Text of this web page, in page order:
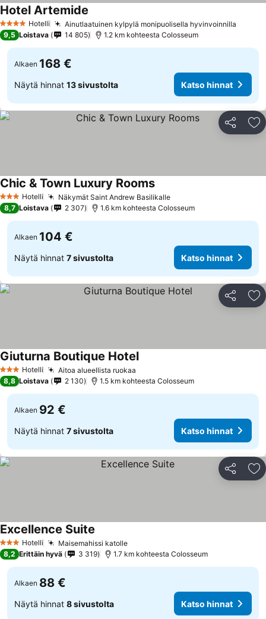
4 Tähtiluokitus
Hotelli Ainutlaatuinen kylpylä monipuolisella hyvinvoinnilla
Hotel Artemide
9,5 Loistava 14 805 1.2 km kohteesta Colosseum
Alkaen 168 €
Näytä hinnat 13 sivustolta Katso hinnat
Jaa
3 Tähtiluokitus
Hotelli Näkymät Saint Andrew BasilikalleKatso hinnat
Chic & Town Luxury RoomsKatso hinnat
8,7 Loistava 2 307 1.6 km kohteesta Colosseum
Alkaen 104 €
Näytä hinnat 7 sivustolta Katso hinnat
Jaa
3 Tähtiluokitus
Hotelli Aitoa alueellista ruokaa
Giuturna Boutique HotelKatso hinnat
8,8 Loistava 2 130 1.5 km kohteesta Colosseum
Alkaen 92 €
Näytä hinnat 7 sivustolta Katso hinnat
Jaa
3 Tähtiluokitus
Hotelli Maisemahissi katolleKatso hinnat
Excellence Suite
8,2 Erittäin hyvä 3 319 1.7 km kohteesta Colosseum
Alkaen 88 €
Näytä hinnat 8 sivustolta Katso hinnat